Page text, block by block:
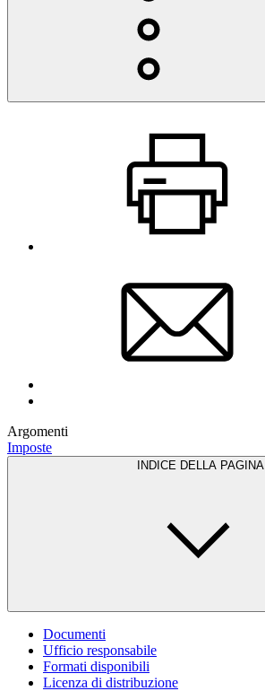
Argomenti
Imposte
INDICE DELLA PAGINA
Documenti
Ufficio responsabile
Formati disponibili
Licenza di distribuzione